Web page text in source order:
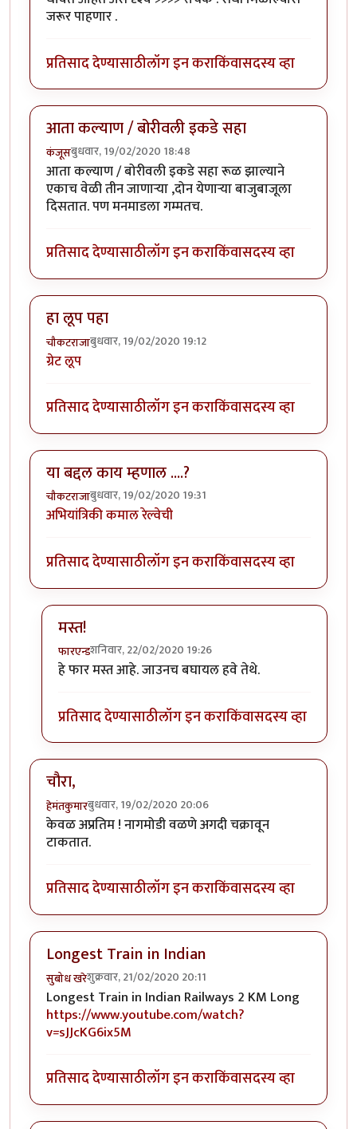
जरूर पाहणार .
प्रतिसाद देण्यासाठीलॉग इन कराकिंवासदस्य व्हा
आता कल्याण / बोरीवली इकडे सहा
कंजूसबुधवार, 19/02/2020 18:48
आता कल्याण / बोरीवली इकडे सहा रूळ झाल्याने
एकाच वेळी तीन जाणाऱ्या ,दोन येणाऱ्या बाजुबाजूला
दिसतात. पण मनमाडला गम्मतच.
प्रतिसाद देण्यासाठीलॉग इन कराकिंवासदस्य व्हा
हा लूप पहा
चौकटराजाबुधवार, 19/02/2020 19:12
ग्रेट लूप
प्रतिसाद देण्यासाठीलॉग इन कराकिंवासदस्य व्हा
या बद्दल काय म्हणाल ....?
चौकटराजाबुधवार, 19/02/2020 19:31
अभियांत्रिकी कमाल रेल्वेची
प्रतिसाद देण्यासाठीलॉग इन कराकिंवासदस्य व्हा
मस्त!
फारएन्डशनिवार, 22/02/2020 19:26
In reply toया बद्दल काय म्हणाल ....?by
हे फार मस्त आहे. जाउनच बघायल हवे तेथे.
प्रतिसाद देण्यासाठीलॉग इन कराकिंवासदस्य व्हा
चौरा,
हेमंतकुमारबुधवार, 19/02/2020 20:06
केवळ अप्रतिम ! नागमोडी वळणे अगदी चक्रावून
टाकतात.
प्रतिसाद देण्यासाठीलॉग इन कराकिंवासदस्य व्हा
Longest Train in Indian
सुबोध खरेशुक्रवार, 21/02/2020 20:11
Longest Train in Indian Railways 2 KM Long
https://www.youtube.com/watch?
v=sJJcKG6ix5M
प्रतिसाद देण्यासाठीलॉग इन कराकिंवासदस्य व्हा